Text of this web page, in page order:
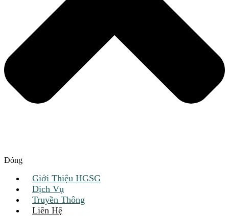
Đóng
Giới Thiệu HGSG
Dịch Vụ
Truyền Thông
Liên Hệ